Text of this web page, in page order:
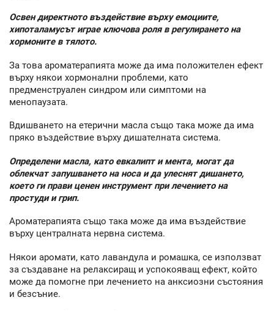
Освен директното въздействие върху емоциите,
хипоталамусът играе ключова роля в регулирането на
хормоните в тялото.
За това ароматерапията може да има положителен ефект
върху някои хормонални проблеми, като
предменструален синдром или симптоми на
менопаузата.
Вдишването на етерични масла също така може да има
пряко въздействие върху дишателната система.
Определени масла, като евкалипт и мента, могат да
облекчат запушването на носа и да улеснят дишането,
което ги прави ценен инструмент при лечението на
простуди и грип.
Ароматерапията също така може да има въздействие
върху централната нервна система.
Някои аромати, като лавандула и ромашка, се използват
за създаване на релаксиращ и успокояващ ефект, който
може да помогне при лечението на анксиозни състояния
и безсъние.